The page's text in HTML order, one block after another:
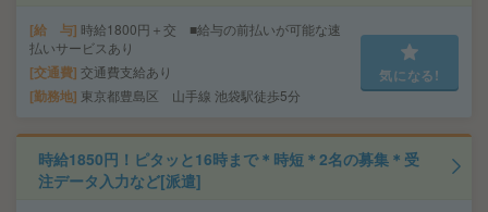
給 与 時給1800円＋交 ■給与の前払いが可能な速
払いサービスあり
交通費 交通費支給あり
勤務地 東京都豊島区 山手線 池袋駅徒歩5分
気になる!
時給1850円！ピタッと16時まで＊時短＊2名の募集＊受
注データ入力など[派遣]